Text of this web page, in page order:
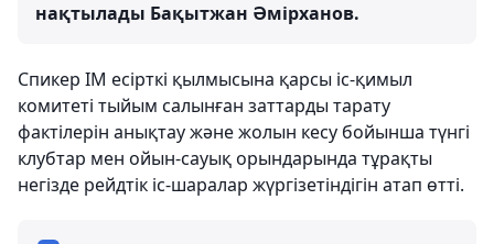
нақтылады Бақытжан Әмірханов.
Спикер ІМ есірткі қылмысына қарсы іс-қимыл
комитеті тыйым салынған заттарды тарату
фактілерін анықтау және жолын кесу бойынша түнгі
клубтар мен ойын-сауық орындарында тұрақты
негізде рейдтік іс-шаралар жүргізетіндігін атап өтті.